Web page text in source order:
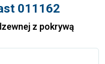
011162
z pokrywą